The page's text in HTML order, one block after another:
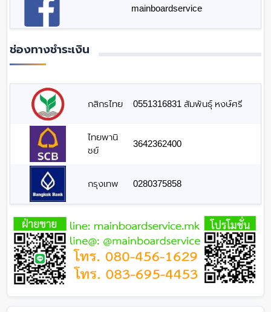
mainboardservice
ช่องทางชำระเงิน
กสิกรไทย 0551316831 สัมพันธุ์ หงษ์ศรี
ไทยพานิ
ชย์
3642362400
กรุงเทพ 0280375858